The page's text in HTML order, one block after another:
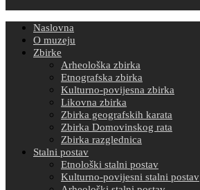
Naslovna
O muzeju
Zbirke
Arheološka zbirka
Etnografska zbirka
Kulturno-povijesna zbirka
Likovna zbirka
Zbirka geografskih karata
Zbirka Domovinskog rata
Zbirka razglednica
Stalni postav
Etnološki stalni postav
Kulturno-povijesni stalni postav